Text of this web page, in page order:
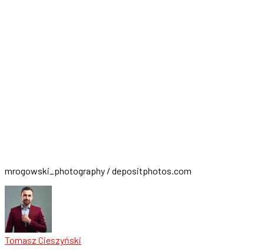
mrogowski_photography / depositphotos.com
Tomasz Cieszyński